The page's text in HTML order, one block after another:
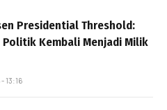
Presidential Threshold:
Politik Kembali Menjadi Milik
13:16